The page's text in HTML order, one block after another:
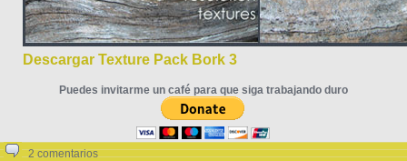
Descargar Texture Pack Bork 3
Puedes invitarme un café para que siga trabajando duro
2 comentarios